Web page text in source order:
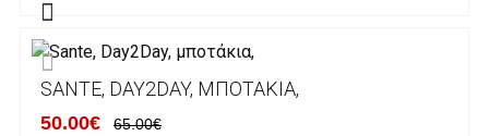
ΕΞΟΔΑ ΑΠΟΣΤΟΛΗΣ
ΕΛΛΑΔΑ
SANTE, DAY2DAY, ΜΠΟΤΆΚΙΑ,
50.00€ 65.00€